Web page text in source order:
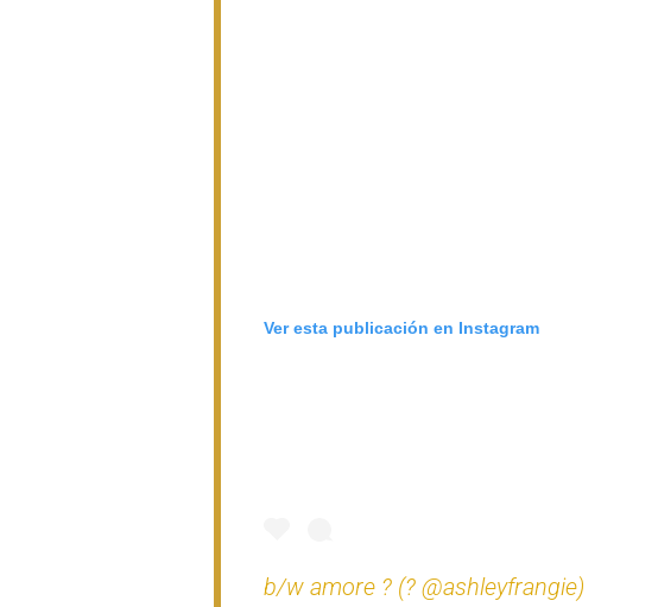
Ver esta publicación en Instagram
b/w amore ? (? @ashleyfrangie)